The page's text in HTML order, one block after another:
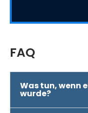
FAQ
Was tun, wenn
wurde?